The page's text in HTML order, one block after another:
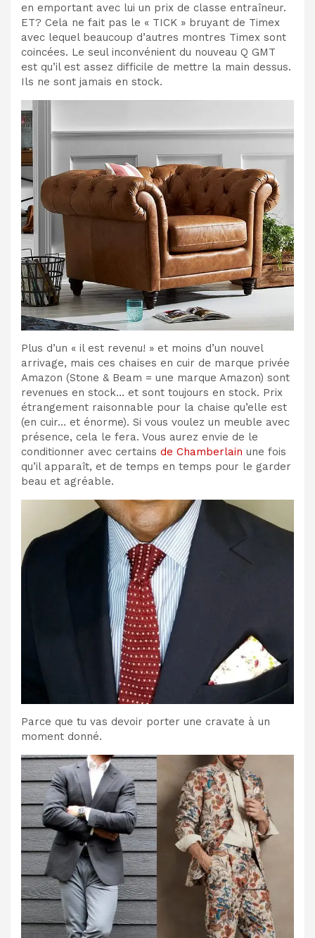
en emportant avec lui un prix de classe entraîneur.
ET? Cela ne fait pas le « TICK » bruyant de Timex
avec lequel beaucoup d’autres montres Timex sont
coincées. Le seul inconvénient du nouveau Q GMT
est qu’il est assez difficile de mettre la main dessus.
Ils ne sont jamais en stock.
Plus d’un « il est revenu! » et moins d’un nouvel
arrivage, mais ces chaises en cuir de marque privée
Amazon (Stone & Beam = une marque Amazon) sont
revenues en stock… et sont toujours en stock. Prix ​​
étrangement raisonnable pour la chaise qu’elle est
(en cuir… et énorme). Si vous voulez un meuble avec
présence, cela le fera. Vous aurez envie de le
conditionner avec certains de Chamberlain une fois
qu’il apparaît, et de temps en temps pour le garder
beau et agréable.
Parce que tu vas devoir porter une cravate à un
moment donné.